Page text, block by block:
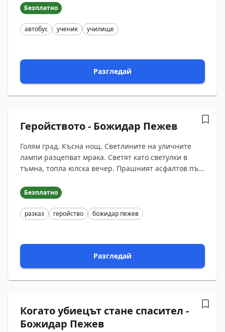
поха...
Безплатно
автобус ученик училище
Разгледай
Геройството - Божидар Пежев
Голям град. Късна нощ. Светлините на уличните
лампи разцепват мрака. Светят като светулки в
тъмна, топла юлска вечер. Прашният асфалтов път
лъчи ...
Безплатно
разказ геройство божидар пежев
Разгледай
Когато убиецът стане спасител -
Божидар Пежев